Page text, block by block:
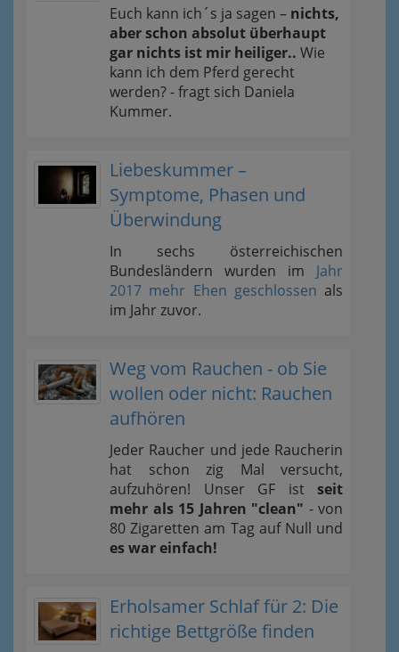
Euch kann ich´s ja sagen – nichts,
aber schon absolut überhaupt
gar nichts ist mir heiliger.. Wie
kann ich dem Pferd gerecht
werden? - fragt sich Daniela
Kummer.
Liebeskummer –
Symptome, Phasen und
Überwindung
In sechs österreichischen
Bundesländern wurden im Jahr
2017 mehr Ehen geschlossen als
im Jahr zuvor.
Weg vom Rauchen - ob Sie
wollen oder nicht: Rauchen
aufhören
Jeder Raucher und jede Raucherin
hat schon zig Mal versucht,
aufzuhören! Unser GF ist seit
mehr als 15 Jahren "clean" - von
80 Zigaretten am Tag auf Null und
es war einfach!
Erholsamer Schlaf für 2: Die
richtige Bettgröße finden